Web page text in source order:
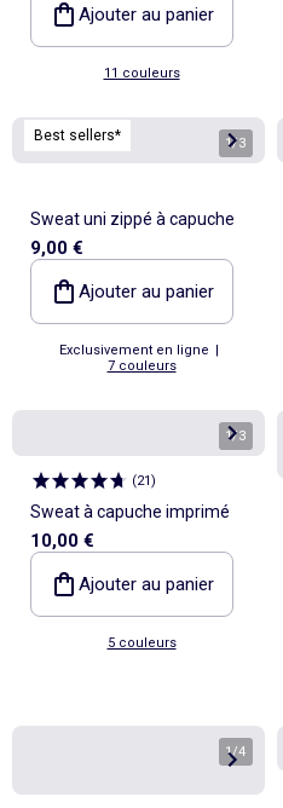
Ajouter au panier
11 couleurs
Best sellers* 1/3
Sweat uni zippé à capuche
9,00 €
Ajouter au panier
Exclusivement en ligne |
7 couleurs
1/3
(21)
Sweat à capuche imprimé
10,00 €
Ajouter au panier
5 couleurs
1/4